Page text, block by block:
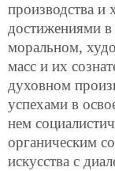
производства и
достижениями в
моральном,
масс и их
духовном
успехами в
нем
органическим
искусства с